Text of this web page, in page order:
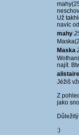
Už
navíc
mahy
Maska
najít.
alistaire
Jéžiš
Z
jako
:)